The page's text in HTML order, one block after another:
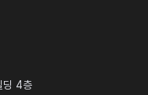
딩 4층